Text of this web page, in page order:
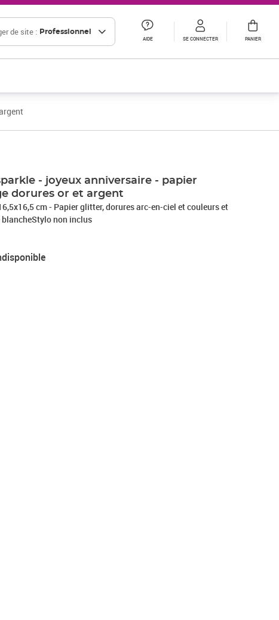
de site : Professionnel
AIDE SE CONNECTER PANIER
- joyeux anniversaire - papier
dorures or et argent
cm - Papier glitter, dorures arc-en-ciel et couleurs et
non inclus